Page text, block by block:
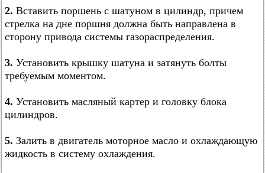
2. Вставить поршень с шатуном в цилиндр, причем
стрелка на дне поршня должна быть направлена в
сторону привода системы газораспределения.
3. Установить крышку шатуна и затянуть болты
требуемым моментом.
4. Установить масляный картер и головку блока
цилиндров.
5. Залить в двигатель моторное масло и охлаждающую
жидкость в систему охлаждения.